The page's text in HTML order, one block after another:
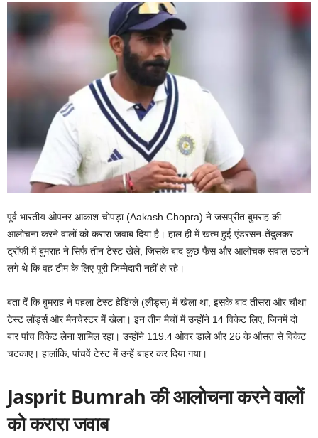
पूर्व भारतीय ओपनर आकाश चोपड़ा (Aakash Chopra) ने जसप्रीत बुमराह की
आलोचना करने वालों को करारा जवाब दिया है। हाल ही में खत्म हुई एंडरसन-तेंदुलकर
ट्रॉफी में बुमराह ने सिर्फ तीन टेस्ट खेले, जिसके बाद कुछ फैंस और आलोचक सवाल उठाने
लगे थे कि वह टीम के लिए पूरी जिम्मेदारी नहीं ले रहे।
बता दें कि बुमराह ने पहला टेस्ट हेडिंग्ले (लीड्स) में खेला था, इसके बाद तीसरा और चौथा
टेस्ट लॉर्ड्स और मैनचेस्टर में खेला। इन तीन मैचों में उन्होंने 14 विकेट लिए, जिनमें दो
बार पांच विकेट लेना शामिल रहा। उन्होंने 119.4 ओवर डाले और 26 के औसत से विकेट
चटकाए। हालांकि, पांचवें टेस्ट में उन्हें बाहर कर दिया गया।
Jasprit Bumrah की आलोचना करने वालों
को करारा जवाब